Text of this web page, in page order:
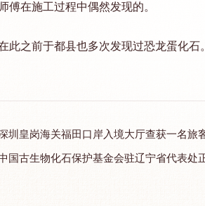
傅在施工过程中偶然发现的。
此之前于都县也多次发现过恐龙蛋化
圳皇岗海关福田口岸入境大厅查获一名旅
国古生物化石保护基金会驻辽宁省代表处